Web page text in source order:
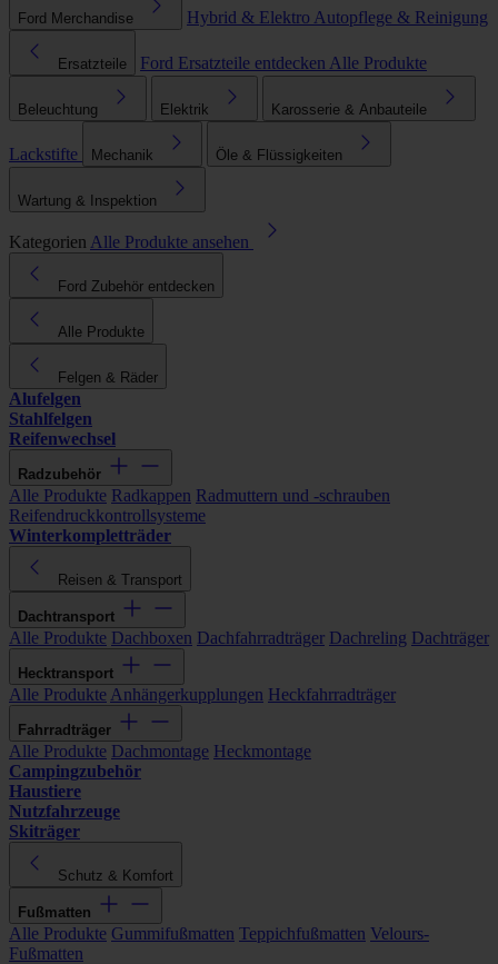
Ford Merchandise Hybrid & Elektro Autopflege & Reinigung
Ersatzteile Ford Ersatzteile entdecken Alle Produkte
Beleuchtung Elektrik Karosserie & Anbauteile
Lackstifte Mechanik Öle & Flüssigkeiten
Wartung & Inspektion
Kategorien Alle Produkte ansehen
Ford Zubehör entdecken
Alle Produkte
Felgen & Räder
Alufelgen
Stahlfelgen
Reifenwechsel
Radzubehör
Alle Produkte Radkappen Radmuttern und -schrauben
Reifendruckkontrollsysteme
Winterkompletträder
Reisen & Transport
Dachtransport
Alle Produkte Dachboxen Dachfahrradträger Dachreling Dachträger
Hecktransport
Alle Produkte Anhängerkupplungen Heckfahrradträger
Fahrradträger
Alle Produkte Dachmontage Heckmontage
Campingzubehör
Haustiere
Nutzfahrzeuge
Skiträger
Schutz & Komfort
Fußmatten
Alle Produkte Gummifußmatten Teppichfußmatten Velours-
Fußmatten